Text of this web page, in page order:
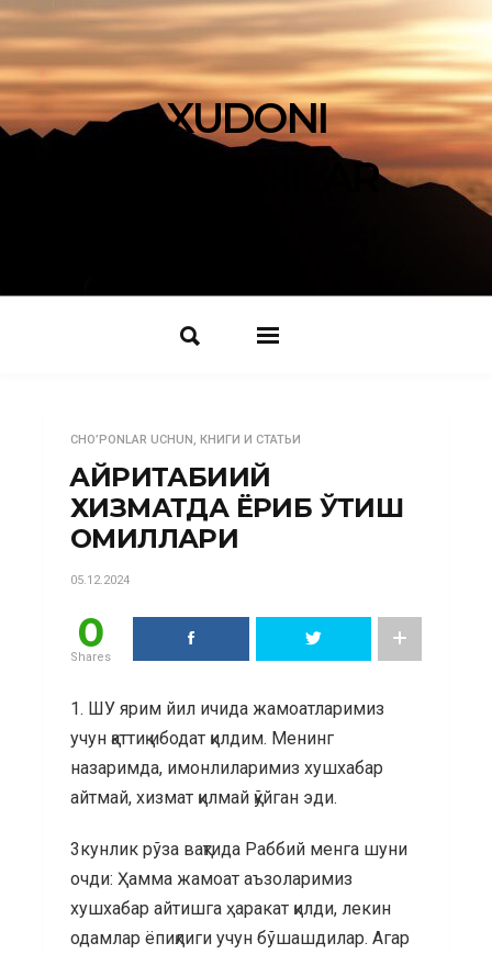
XUDONI
IZLOVCHILAR
CHO’PONLAR UCHUN, КНИГИ И СТАТЬИ
ҒАЙРИТАБИИЙ
ХИЗМАТДА ЁРИБ ЎТИШ
ОМИЛЛАРИ
05.12.2024
0
Shares
1. ШУ ярим йил ичида жамоатларимиз
учун қаттиқ ибодат қилдим. Менинг
назаримда, имонлиларимиз хушхабар
айтмай, хизмат қилмай қўйган эди.
3кунлик рўза вақтида Раббий менга шуни
очди: Ҳамма жамоат аъзоларимиз
хушхабар айтишга ҳаракат қилди, лекин
одамлар ёпиқлиги учун бўшашдилар. Агар